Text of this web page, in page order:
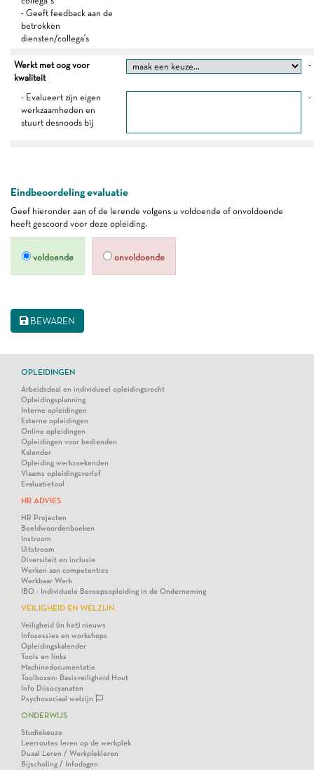
- Geeft feedback aan de
betrokken
diensten/collega's
Werkt met oog voor
kwaliteit
-
- Evalueert zijn eigen
werkzaamheden en
stuurt desnoods bij
-
Eindbeoordeling evaluatie
Geef hieronder aan of de lerende volgens u voldoende of onvoldoende
heeft gescoord voor deze opleiding.
voldoende onvoldoende
BEWAREN
OPLEIDINGEN
Arbeidsdeal en individueel opleidingsrecht
Opleidingsplanning
Interne opleidingen
Externe opleidingen
Online opleidingen
Opleidingen voor bedienden
Kalender
Opleiding werkzoekenden
Vlaams opleidingsverlof
Evaluatietool
HR ADVIES
HR Projecten
Beeldwoordenboeken
Instroom
Uitstroom
Diversiteit en inclusie
Werken aan competenties
Werkbaar Werk
IBO - Individuele Beroepsopleiding in de Onderneming
VEILIGHEID EN WELZIJN
Veiligheid (in het) nieuws
Infosessies en workshops
Opleidingskalender
Tools en links
Machinedocumentatie
Toolboxen: Basisveiligheid Hout
Info Diisocyanaten
Psychosociaal welzijn
ONDERWIJS
Studiekeuze
Leerroutes leren op de werkplek
Duaal Leren / Werkplekleren
Bijscholing / Infodagen